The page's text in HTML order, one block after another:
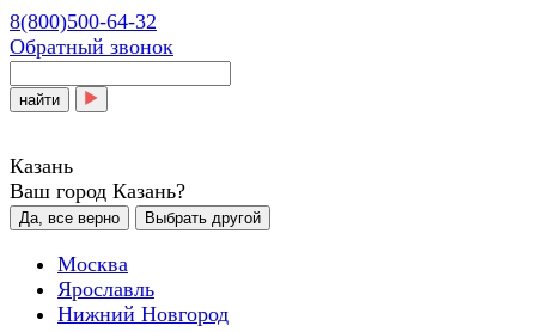
8(800)500-64-32
Обратный звонок
найти
Казань
Ваш город Казань?
Да, все верно Выбрать другой
Москва
Ярославль
Нижний Новгород